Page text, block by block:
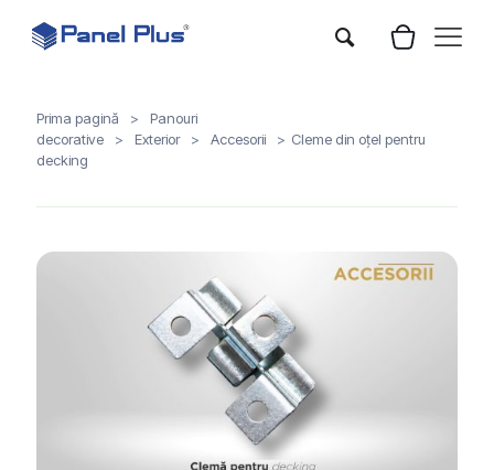
Prima pagină >
Panouri
decorative
> Exterior > Accesorii > Cleme din oțel pentru
decking